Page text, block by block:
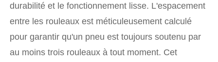
durabilité et le fonctionnement lisse. L'espacement
entre les rouleaux est méticuleusement calculé
pour garantir qu'un pneu est toujours soutenu par
au moins trois rouleaux à tout moment. Cet